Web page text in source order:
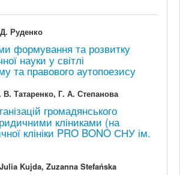
Руденко
формування та розвитку
науки у світлі
та правового аутопоезису
Татаренко, Г. А. Степанова
громадянського
кліниками (на
клініки PRO BONO СНУ ім.
Kujda, Zuzanna Stefańska